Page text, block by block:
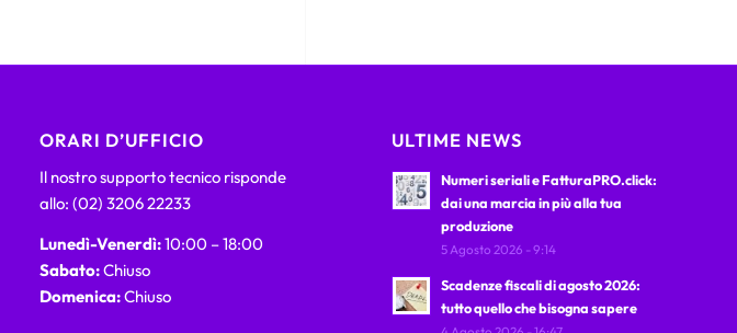
ORARI D’UFFICIO
Il nostro supporto tecnico risponde
allo: (02) 3206 22233
Lunedì-Venerdì:10:00 – 18:00
Sabato:Chiuso
Domenica:Chiuso
ULTIME NEWS
Numeri seriali e FatturaPRO.click:
dai una marcia in più alla tua
produzione
5 Agosto 2026 - 9:14
Scadenze fiscali di agosto 2026:
tutto quello che bisogna sapere